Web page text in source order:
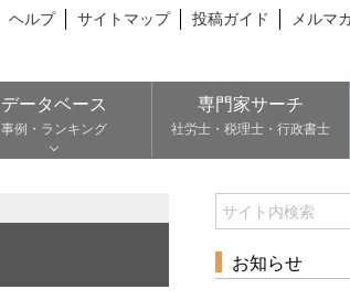
ヘルプ サイトマップ 投稿ガイド メルマ
データベース
事例・ランキング
専門家サーチ
社労士・税理士・行政書士
お知らせ